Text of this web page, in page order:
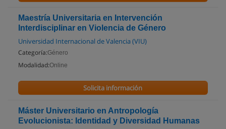
Maestría Universitaria en Intervención
Interdisciplinar en Violencia de Género
Universidad Internacional de Valencia (VIU)
Categoría:Género
Modalidad:Online
Solicita información
Máster Universitario en Antropología
Evolucionista: Identidad y Diversidad Humanas